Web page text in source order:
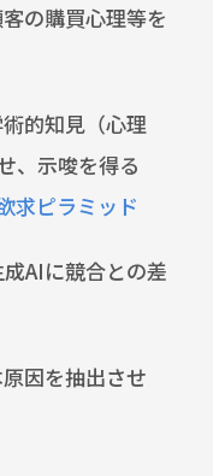
の購買心理等を
的知見（心理
、示唆を得る
求ピラミッド
成AIに競合との差
因を抽出させ